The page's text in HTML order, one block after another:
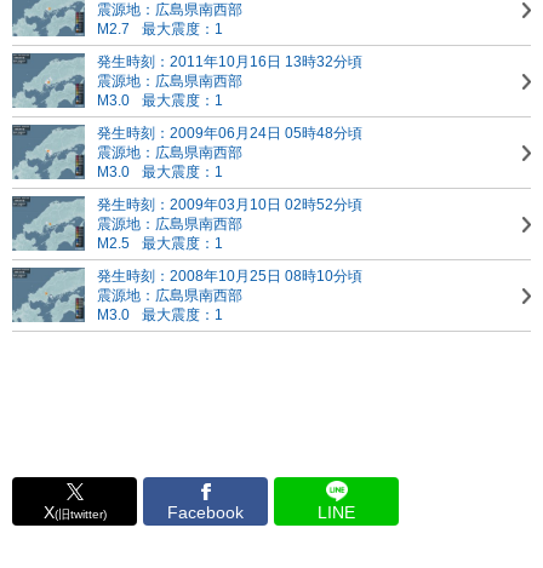
震源地：広島県南西部
M2.7
最大震度：1
発生時刻：2011年10月16日 13時32分頃
震源地：広島県南西部
M3.0
最大震度：1
発生時刻：2009年06月24日 05時48分頃
震源地：広島県南西部
M3.0
最大震度：1
発生時刻：2009年03月10日 02時52分頃
震源地：広島県南西部
M2.5
最大震度：1
発生時刻：2008年10月25日 08時10分頃
震源地：広島県南西部
M3.0
最大震度：1
X(旧twitter) Facebook LINE